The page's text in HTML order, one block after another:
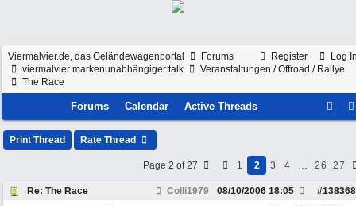
Register Log
Viermalvier.de, das Geländewagenportal
Forums
viermalvier markenunabhängiger talk
Veranstaltungen / Offroad / Rallye
The Race
Forums Calendar Active Threads
Print Thread Rate Thread
Page 2 of 27 1 2 3 4 … 26 27
Re: The Race Colli1979 #138368
08/10/2006 18:05